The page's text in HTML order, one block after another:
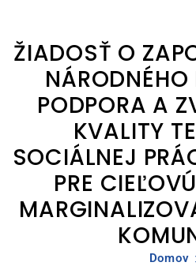
ŽIADOSŤ O
NÁRODNÉHO
PODPORA A
KVALITY
SOCIÁLNEJ
PRE
Domov